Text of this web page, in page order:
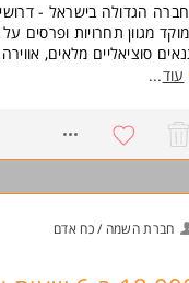
הגדולה בישראל -
מגוון תחרויות ופרסים
סוציאליים מלאים,
- בסיס+ עמלות גבוהות במיוחד (שכר ממוצע
*הגנת שכר ב-3 חודשים הראשונים!
התמדה של 5,000 ש"ח!
בריאות פרטי לכל
קיבוצי!
וחנייה!
עוד...
חברת השמה / כח אדם